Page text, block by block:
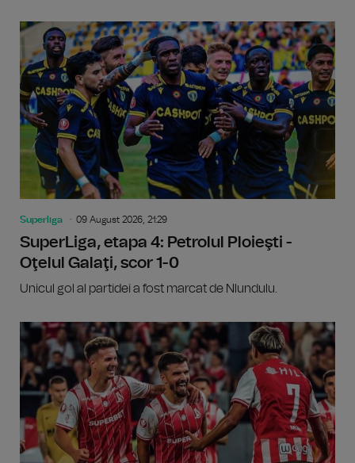
Superliga 09 August 2026, 21:29
SuperLiga, etapa 4: Petrolul Ploieşti -
Oţelul Galaţi, scor 1-0
Unicul gol al partidei a fost marcat de Nlundulu.